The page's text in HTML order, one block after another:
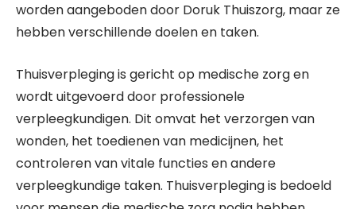
worden aangeboden door Doruk Thuiszorg, maar ze
hebben verschillende doelen en taken.
Thuisverpleging is gericht op medische zorg en
wordt uitgevoerd door professionele
verpleegkundigen. Dit omvat het verzorgen van
wonden, het toedienen van medicijnen, het
controleren van vitale functies en andere
verpleegkundige taken. Thuisverpleging is bedoeld